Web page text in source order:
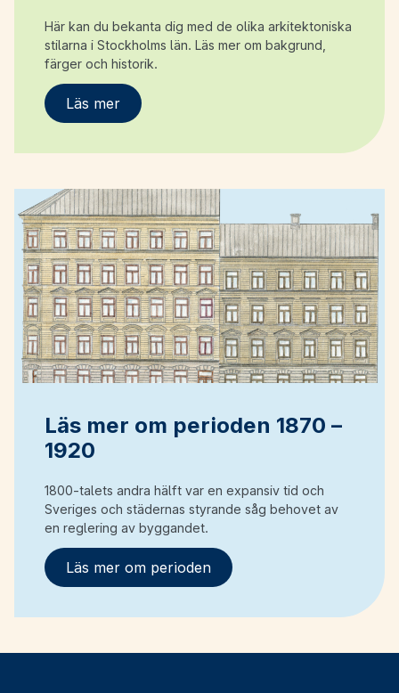
Här kan du bekanta dig med de olika arkitektoniska
stilarna i Stockholms län. Läs mer om bakgrund,
färger och historik.
Läs mer
Läs mer om perioden 1870 –
1920
1800-talets andra hälft var en expansiv tid och
Sveriges och städernas styrande såg behovet av
en reglering av byggandet.
Läs mer om perioden